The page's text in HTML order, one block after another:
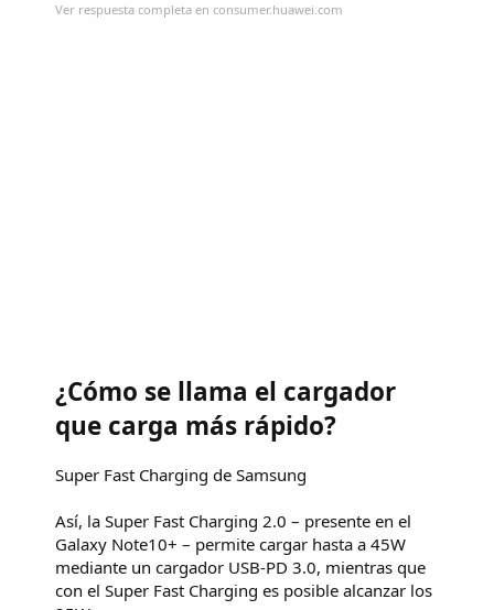
Ver respuesta completa en consumer.huawei.com
¿Cómo se llama el cargador
que carga más rápido?
Super Fast Charging de Samsung
Así, la Super Fast Charging 2.0 – presente en el
Galaxy Note10+ – permite cargar hasta a 45W
mediante un cargador USB-PD 3.0, mientras que
con el Super Fast Charging es posible alcanzar los